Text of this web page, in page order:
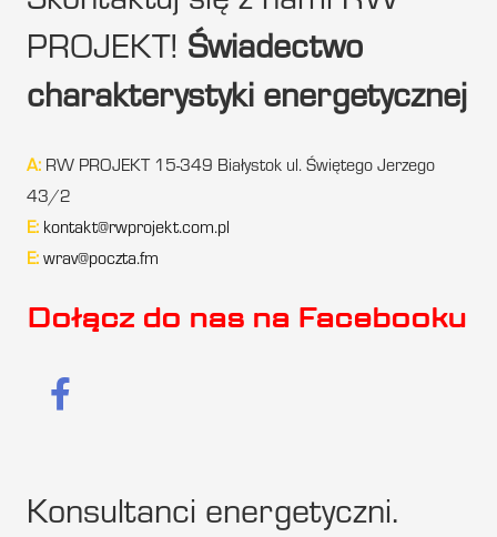
PROJEKT! Świadectwo
charakterystyki energetycznej
A: RW PROJEKT 15-349 Białystok ul. Świętego Jerzego
43/2
E: kontakt@rwprojekt.com.pl
E: wrav@poczta.fm
Dołącz do nas na Facebooku
Konsultanci energetyczni.